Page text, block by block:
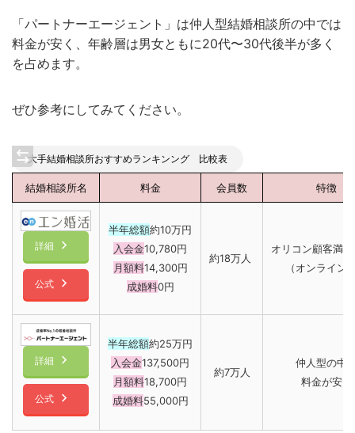
「パートナーエージェント」は仲人型結婚相談所の中では
料金が安く、年齢層は男女ともに20代〜30代後半が多く
を占めます。
ぜひ参考にしてみてください。
大手結婚相談所おすすめランキンング 比較表
結婚相談所名 料金 会員数 特徴
詳細
公式
半年総額約10万円
入会金10,780円
月額料14,300円
成婚料0円
約18万人
オリコン顧客満
（オンライン
詳細
公式
半年総額約25万円
入会金137,500円
月額料18,700円
成婚料55,000円
約7万人
仲人型の中
料金が安い